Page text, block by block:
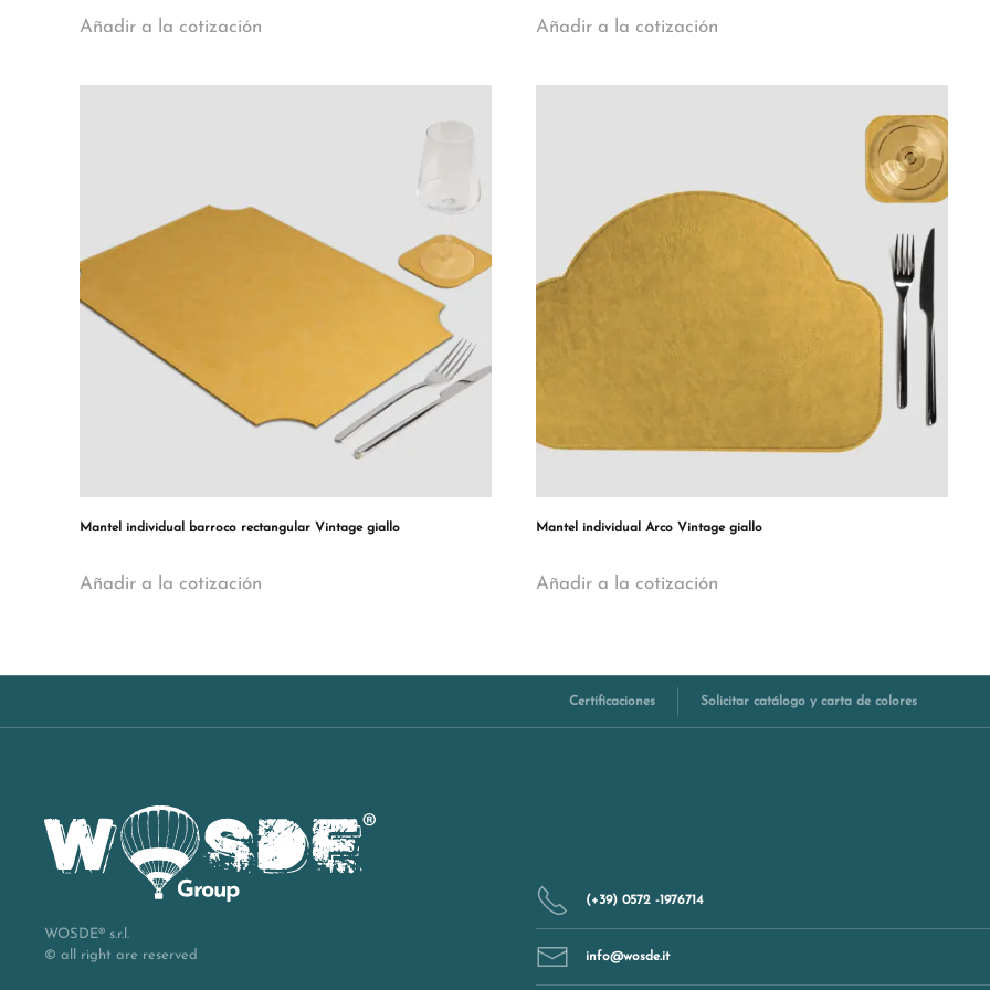
Añadir a la cotización Añadir a la cotización
Mantel individual barroco rectangular Vintage giallo
Añadir a la cotización
Mantel individual Arco Vintage giallo
Añadir a la cotización
Certificaciones Solicitar catálogo y carta de colores
WOSDE® s.r.l.
© all right are reserved
(+39) 0572 -1976714
info@wosde.it